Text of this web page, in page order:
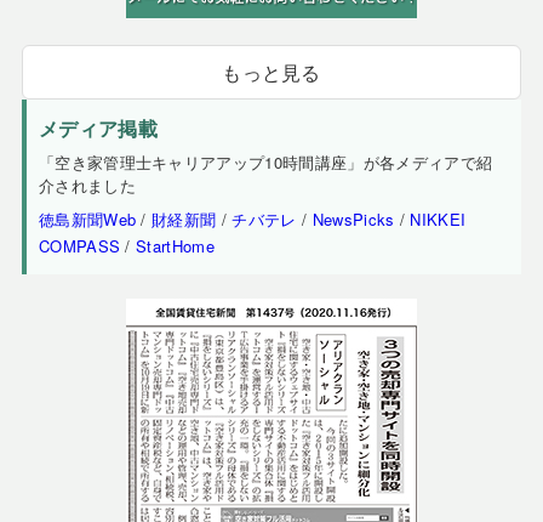
もっと見る
メディア掲載
「空き家管理士キャリアアップ10時間講座」が各メディアで紹
介されました
徳島新聞Web / 財経新聞 /チバテレ / NewsPicks / NIKKEI
COMPASS /StartHome